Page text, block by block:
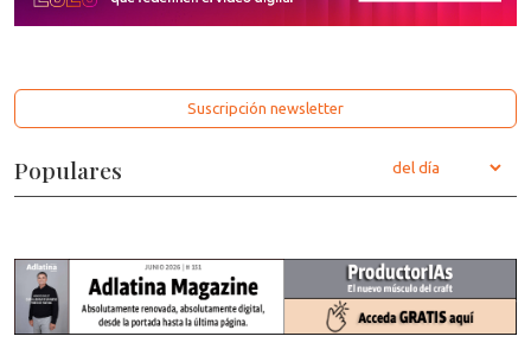
Suscripción newsletter
Populares